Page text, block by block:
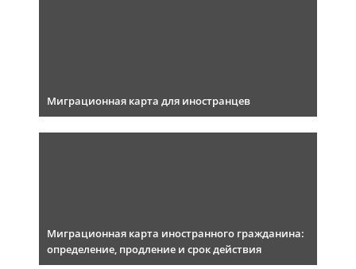
Миграционная карта для иностранцев
Миграционная карта иностранного гражданина:
определение, продление и срок действия